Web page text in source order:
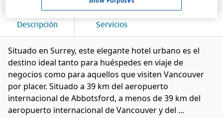
Descripción Servicios
Situado en Surrey, este elegante hotel urbano es el
destino ideal tanto para huéspedes en viaje de
negocios como para aquellos que visiten Vancouver
por placer. Situado a 39 km del aeropuerto
internacional de Abbotsford, a menos de 39 km del
aeropuerto internacional de Vancouver y del ...